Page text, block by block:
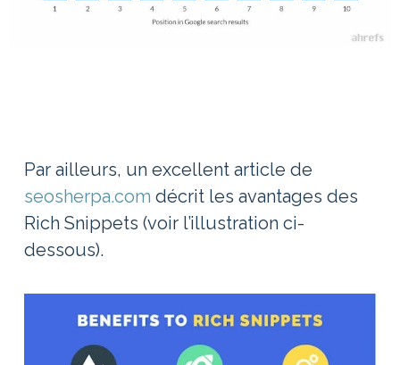
Par ailleurs, un excellent article de
seosherpa.com décrit les avantages des
Rich Snippets (voir l’illustration ci-
dessous).